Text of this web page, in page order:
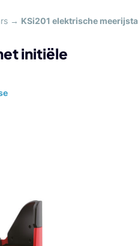
→ KSi201 elektrische
initiële